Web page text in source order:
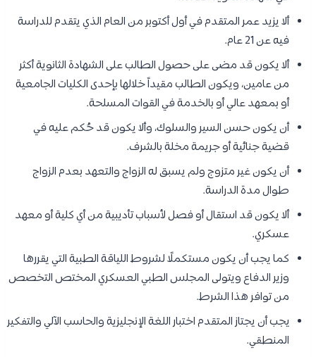
ألا يزيد عمر المتقدم في أول أكتوبر من العام الذي يتقدم للدراسة
فيه عن 21 عام.
ألا يكون قد مضى على حصول الطالب على الشهادة الثانوية أكثر
من عامين، ويكون الطالب مقيداً خلالها بإحدى الكليات الجامعية
أو بمعهد عالي أو بالخدمة في القوات المسلحة.
أن يكون حسن السير والسلوك، وألا يكون قد حُكم عليه في
قضية جنائية أو جريمة مخلة بالشرف.
أن يكون غير متزوج ولم يسبق له الزواج والتعهد بعدم الزواج
طوال مدة الدراسة.
ألا يكون قد استقال أو فصل لأسباب تأديبية من أي كلية أو معهد
عسكري.
كما يجب أن يكون مستكملًا لشروط اللياقة الطبية التي يقررها
وزير الدفاع ويتولى المجلس الطبي العسكري المختص التخصص
من توافر هذا الشرط.
يجب أن يجتاز المتقدم اختبار اللغة الإنجليزية والحاسب الآلي والتفكير
المنطقي.